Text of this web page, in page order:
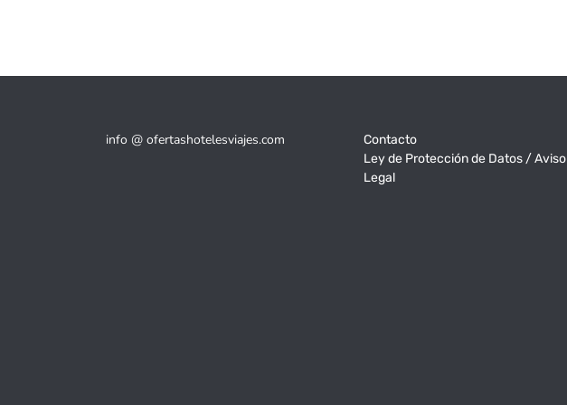
info @ ofertashotelesviajes.com
Contacto
Ley de Protección de Datos / Aviso
Legal